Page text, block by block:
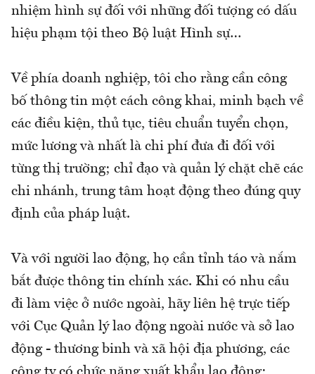
nhiệm hình sự đối với những đối tượng có dấu
hiệu phạm tội theo Bộ luật Hình sự…
Về phía doanh nghiệp, tôi cho rằng cần công
bố thông tin một cách công khai, minh bạch về
các điều kiện, thủ tục, tiêu chuẩn tuyển chọn,
mức lương và nhất là chi phí đưa đi đối với
từng thị trường; chỉ đạo và quản lý chặt chẽ các
chi nhánh, trung tâm hoạt động theo đúng quy
định của pháp luật.
Và với người lao động, họ cần tỉnh táo và nắm
bắt được thông tin chính xác. Khi có nhu cầu
đi làm việc ở nước ngoài, hãy liên hệ trực tiếp
với Cục Quản lý lao động ngoài nước và sở lao
động - thương binh và xã hội địa phương, các